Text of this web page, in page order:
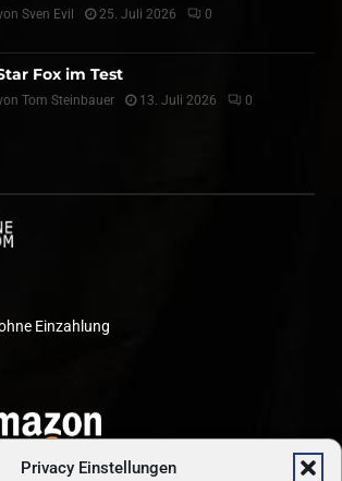
Privacy Einstellungen
Sven Evil 25. Juli 2026 0
Fox im Test
Tom Steinbauer 13. Juli 2026 0
Einzahlung